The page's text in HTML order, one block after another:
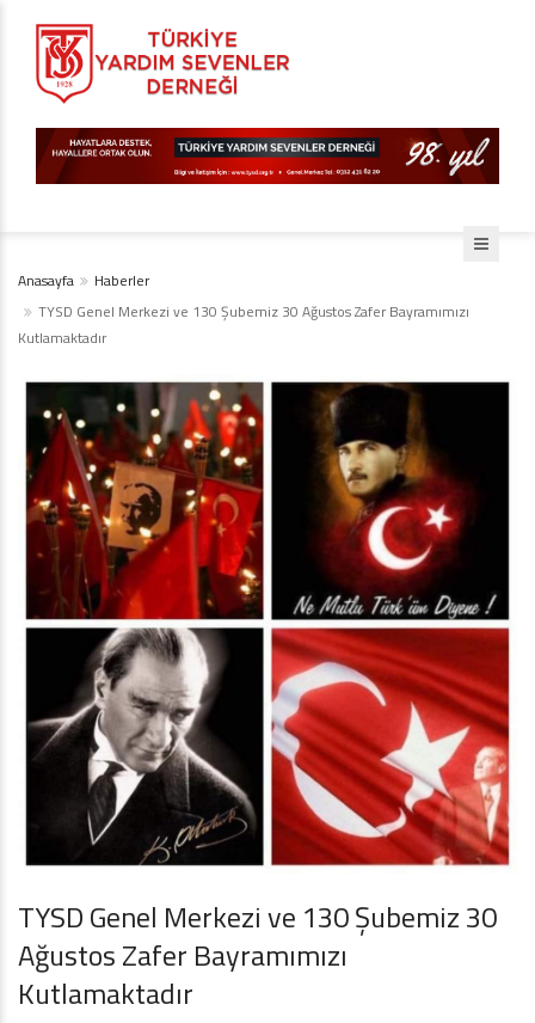
Anasayfa
Haberler
TYSD Genel Merkezi ve 130 Şubemiz 30 Ağustos Zafer Bayramımızı
Kutlamaktadır
TYSD Genel Merkezi ve 130 Şubemiz 30
Ağustos Zafer Bayramımızı
Kutlamaktadır